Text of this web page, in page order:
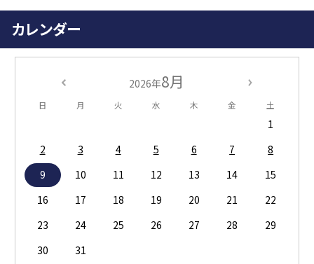
カレンダー
2026年8月
日 月 火 水 木 金 土
1
2
3 4 5 6 7
8
9
10 11 12 13 14
15
16
17 18 19 20 21
22
23
24 25 26 27 28
29
30
31